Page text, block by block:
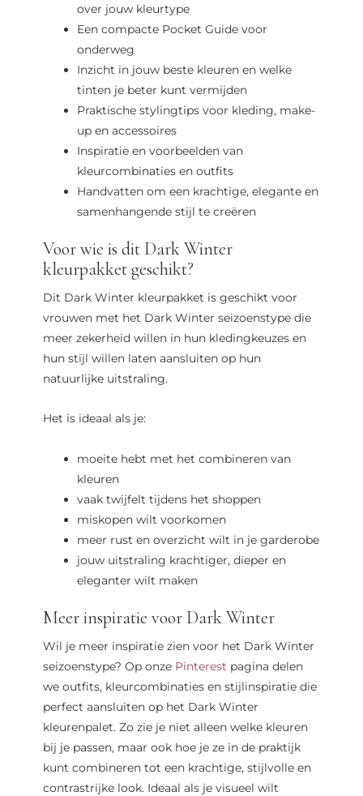
over jouw kleurtype
Een compacte Pocket Guide voor
onderweg
Inzicht in jouw beste kleuren en welke
tinten je beter kunt vermijden
Praktische stylingtips voor kleding, make-
up en accessoires
Inspiratie en voorbeelden van
kleurcombinaties en outfits
Handvatten om een krachtige, elegante en
samenhangende stijl te creëren
Voor wie is dit Dark Winter
kleurpakket geschikt?
Dit Dark Winter kleurpakket is geschikt voor
vrouwen met het Dark Winter seizoenstype die
meer zekerheid willen in hun kledingkeuzes en
hun stijl willen laten aansluiten op hun
natuurlijke uitstraling.
Het is ideaal als je:
moeite hebt met het combineren van
kleuren
vaak twijfelt tijdens het shoppen
miskopen wilt voorkomen
meer rust en overzicht wilt in je garderobe
jouw uitstraling krachtiger, dieper en
eleganter wilt maken
Meer inspiratie voor Dark Winter
Wil je meer inspiratie zien voor het Dark Winter
seizoenstype? Op onze Pinterest pagina delen
we outfits, kleurcombinaties en stijlinspiratie die
perfect aansluiten op het Dark Winter
kleurenpalet. Zo zie je niet alleen welke kleuren
bij je passen, maar ook hoe je ze in de praktijk
kunt combineren tot een krachtige, stijlvolle en
contrastrijke look. Ideaal als je visueel wilt